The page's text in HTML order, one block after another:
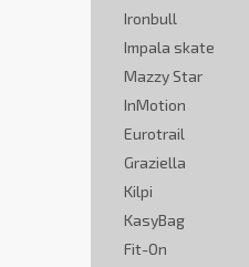
Ironbull
Impala skate
Mazzy Star
InMotion
Eurotrail
Graziella
Kilpi
KasyBag
Fit-On